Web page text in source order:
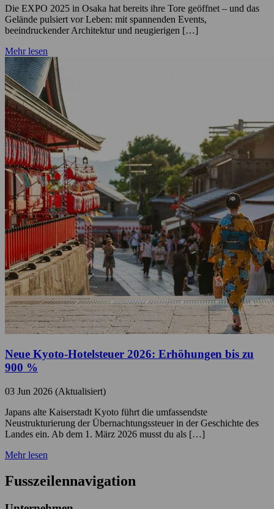
Die EXPO 2025 in Osaka hat bereits ihre Tore geöffnet – und das
Gelände pulsiert vor Leben: mit spannenden Events,
beeindruckender Architektur und neugierigen […]
Mehr lesen
Neue Kyoto-Hotelsteuer 2026: Erhöhungen bis zu
900 %
03 Jun 2026 (Aktualisiert)
Japans alte Kaiserstadt Kyoto führt die umfassendste
Neustrukturierung der Übernachtungssteuer in der Geschichte des
Landes ein. Ab dem 1. März 2026 musst du als […]
Mehr lesen
Fusszeilennavigation